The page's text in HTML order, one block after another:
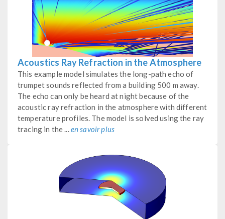
Acoustics Ray Refraction in the Atmosphere
This example model simulates the long-path echo of
trumpet sounds reflected from a building 500 m away.
The echo can only be heard at night because of the
acoustic ray refraction in the atmosphere with different
temperature profiles. The model is solved using the ray
tracing in the ...en savoir plus